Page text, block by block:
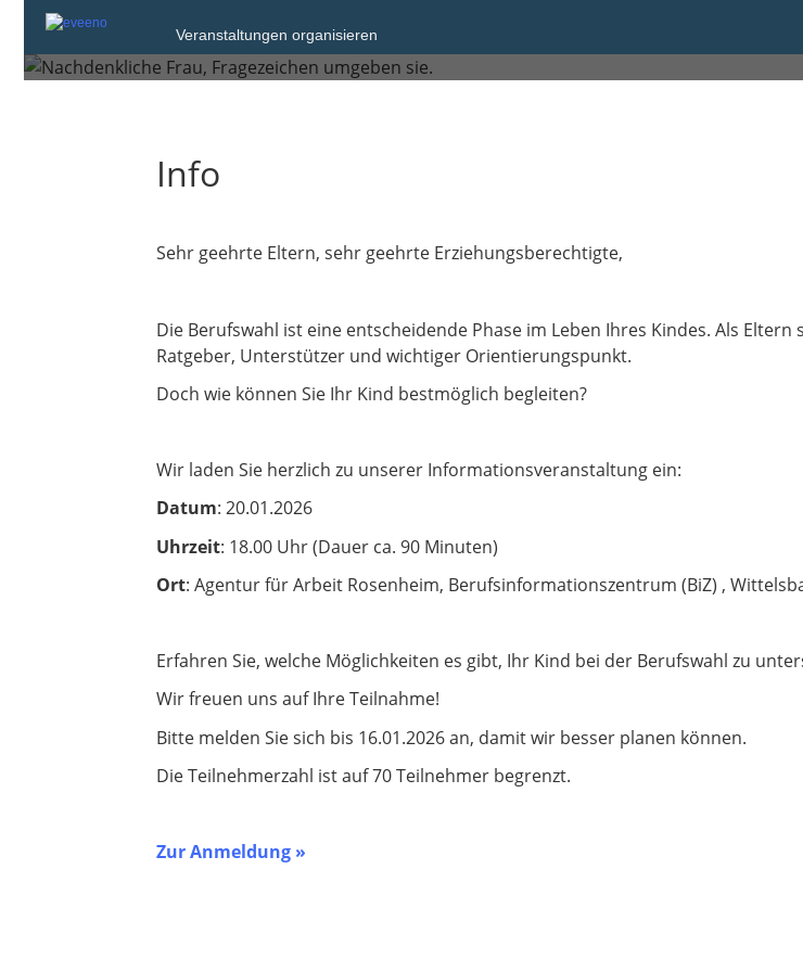
Veranstaltungen organisieren
Rosenheim
Info
Sehr geehrte Eltern, sehr geehrte Erziehungsberechtigte,
Die Berufswahl ist eine entscheidende Phase im Leben Ihres Kindes. Als Eltern
Ratgeber, Unterstützer und wichtiger Orientierungspunkt.
Doch wie können Sie Ihr Kind bestmöglich begleiten?
Wir laden Sie herzlich zu unserer Informationsveranstaltung ein:
Datum: 20.01.2026
Uhrzeit: 18.00 Uhr (Dauer ca. 90 Minuten)
Ort: Agentur für Arbeit Rosenheim, Berufsinformationszentrum (BiZ) ,
Erfahren Sie, welche Möglichkeiten es gibt, Ihr Kind bei der Berufswahl zu
Wir freuen uns auf Ihre Teilnahme!
Bitte melden Sie sich bis 16.01.2026 an, damit wir besser planen können.
Die Teilnehmerzahl ist auf 70 Teilnehmer begrenzt.
Zur Anmeldung »